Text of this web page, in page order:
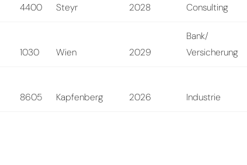
4400 Steyr 2028
Consulting
1030 Wien 2029
Bank/
Versicherung
8605 Kapfenberg 2026 Industrie